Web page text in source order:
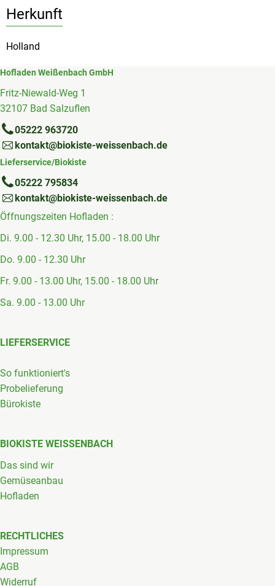
Herkunft
Holland
Hofladen Weißenbach GmbH
Fritz-Niewald-Weg 1
32107 Bad Salzuflen
05222 963720
kontakt@biokiste-weissenbach.de
Lieferservice/Biokiste
05222 795834
kontakt@biokiste-weissenbach.de
Öffnungszeiten Hofladen :
Di. 9.00 - 12.30 Uhr, 15.00 - 18.00 Uhr
Do. 9.00 - 12.30 Uhr
Fr. 9.00 - 13.00 Uhr, 15.00 - 18.00 Uhr
Sa. 9.00 - 13.00 Uhr
LIEFERSERVICE
So funktioniert's
Probelieferung
Bürokiste
BIOKISTE WEISSENBACH
Das sind wir
Gemüseanbau
Hofladen
RECHTLICHES
Impressum
AGB
Widerruf